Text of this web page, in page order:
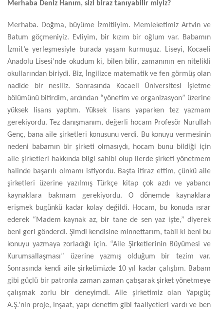
Merhaba Deniz Hanım, sizi biraz tanıyabilir miyiz?
Merhaba. Doğma, büyüme İzmitliyim. Memleketimiz Artvin ve
Batum göçmeniyiz. Evliyim, bir kızım bir oğlum var. Babamın
İzmit’e yerleşmesiyle burada yaşam kurmuşuz. Liseyi, Kocaeli
Anadolu Lisesi’nde okudum ki, bilen bilir, zamanının en nitelikli
okullarından biriydi. Biz, İngilizce matematik ve fen görmüş olan
nadide bir nesiliz. Sonrasında Kocaeli Üniversitesi İşletme
bölümünü bitirdim, ardından “yönetim ve organizasyon” üzerine
yüksek lisans yaptım. Yüksek lisans yaparken tez yazmam
gerekiyordu. Tez danışmanım, değerli hocam Profesör Nurullah
Genç, bana aile şirketleri konusunu verdi. Bu konuyu vermesinin
nedeni babamın bir şirketi olmasıydı, hocam bunu bildiği için
aile şirketleri hakkında bilgi sahibi olup ilerde şirketi yönetmem
halinde başarılı olmamı istiyordu. Başta itiraz ettim, çünkü aile
şirketleri üzerine yazılmış Türkçe kitap çok azdı ve yabancı
kaynaklara bakmam gerekiyordu. O dönemde kaynaklara
erişmek bugünkü kadar kolay değildi. Hocam, bu konuda ısrar
ederek “Madem kaynak az, bir tane de sen yaz işte,” diyerek
beni geri gönderdi. Şimdi kendisine minnettarım, tabii ki beni bu
konuyu yazmaya zorladığı için. “Aile Şirketlerinin Büyümesi ve
Kurumsallaşması” üzerine yazmış olduğum bir tezim var.
Sonrasında kendi aile şirketimizde 10 yıl kadar çalıştım. Babam
gibi güçlü bir patronla zaman zaman çatışarak şirket yönetmeye
çalışmak zorlu bir deneyimdi. Aile şirketimiz olan Yapıgüç
A.Ş.’nin proje, inşaat, yapı denetim gibi faaliyetleri vardı ve ben